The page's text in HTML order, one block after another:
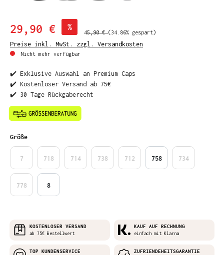
29,90 € %
45,90 €(34.86% gespart)
Preise inkl. MwSt. zzgl. Versandkosten
Nicht mehr verfügbar
✔️ Exklusive Auswahl an Premium Caps
✔️ Kostenloser Versand ab 75€
✔️ 30 Tage Rückgaberecht
Größeauswählen
7 718 714 738 712 758 734
778 8
KOSTENLOSER VERSAND
ab 75€ Bestellwert
KAUF AUF RECHNUNG
einfach mit Klarna
TOP KUNDENSERVICE
ZUFRIENDEHEITSGARANTIE